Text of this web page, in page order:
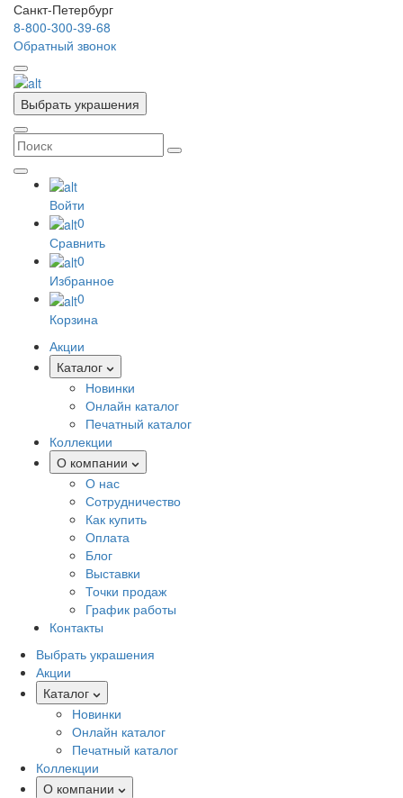
Санкт-Петербург
8-800-300-39-68
Обратный звонок
Выбрать украшения
Войти
0
Сравнить
0
Избранное
0
Корзина
Акции
Каталог
Новинки
Онлайн каталог
Печатный каталог
Коллекции
О компании
О нас
Сотрудничество
Как купить
Оплата
Блог
Выставки
Точки продаж
График работы
Контакты
Выбрать украшения
Акции
Каталог
Новинки
Онлайн каталог
Печатный каталог
Коллекции
О компании